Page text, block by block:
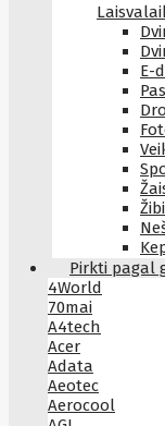
E-
Pirkti pagal
4World
70mai
A4tech
Acer
Adata
Aeotec
Aerocool